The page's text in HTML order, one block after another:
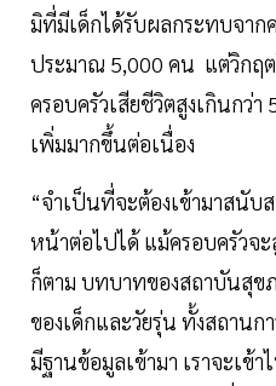
มิที่มีเด็กได้รับผลกระทบจาก
ประมาณ 5,000 คน แต่วิกฤ
ครอบครัวเสียชีวิตสูงเกินกว่า
เพิ่มมากขึ้นต่อเนื่อง
“จำเป็นที่จะต้องเข้ามาสนับ
หน้าต่อไปได้ แม้ครอบครัวจ
ก็ตาม บทบาทของสถาบันสุข
ของเด็กและวัยรุ่น ทั้งสถาน
มีฐานข้อมูลเข้ามา เราจะเข้